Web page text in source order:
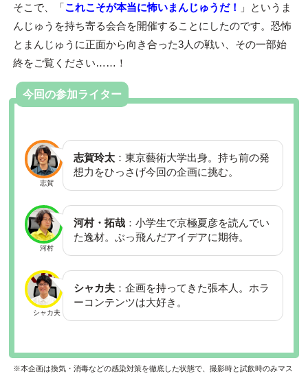
そこで、「これこそが本当に怖いまんじゅうだ！
」というま
んじゅうを持ち寄る会合を開催することにしたのです。恐怖
とまんじゅうに正面から向き合った3人の戦い、その一部始
終をご覧ください……！
今回の参加ライター
志賀
志賀玲太 ：東京藝術大学出身。持ち前の発
想力をひっさげ今回の企画に挑む。
河村
河村・拓哉 ：小学生で京極夏彦を読んでい
た逸材。ぶっ飛んだアイデアに期待。
シャカ夫
シャカ夫 ：企画を持ってきた張本人。ホラ
ーコンテンツは大好き。
※本企画は換気・消毒などの感染対策を徹底した状態で、撮影時と試飲時のみマス